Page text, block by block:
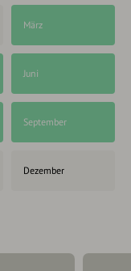
März
Juni
September
Dezember